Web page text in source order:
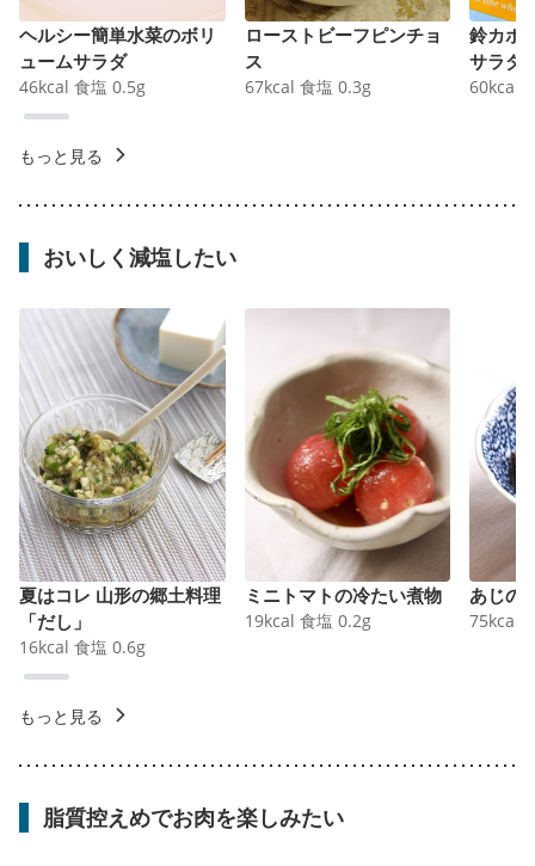
ヘルシー簡単水菜のボリ
ュームサラダ
46kcal 食塩 0.5g
ローストビーフピンチョ
ス
67kcal 食塩 0.3g
鈴カボ
サラダ
60kcal
もっと見る
おいしく減塩したい
夏はコレ 山形の郷土料理
「だし」
16kcal 食塩 0.6g
ミニトマトの冷たい煮物
19kcal 食塩 0.2g
あじの
75kcal
もっと見る
脂質控えめでお肉を楽しみたい